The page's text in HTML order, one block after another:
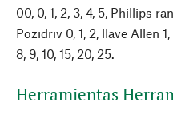
00, 0, 1, 2, 3, 4, 5, Phillips
Pozidriv 0, 1, 2, llave Allen
8, 9, 10, 15, 20, 25.
Herramientas